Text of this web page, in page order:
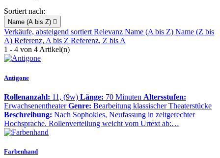
Sortiert nach:
Name (A bis Z) 
Verkäufe, absteigend sortiertRelevanz Name (A bis Z) Name (Z bis
A) Referenz, A bis Z Referenz, Z bis A
1 - 4 von 4 Artikel(n)
Antigone
Rollenanzahl: 11, (9w) Länge: 70 Minuten Altersstufen:
Erwachsenentheater Genre: Bearbeitung klassischer Theaterstücke
Beschreibung: Nach Sophokles, Neufassung in zeitgerechter
Hochsprache. Rollenverteilung weicht vom Urtext ab:…
Farbenhand